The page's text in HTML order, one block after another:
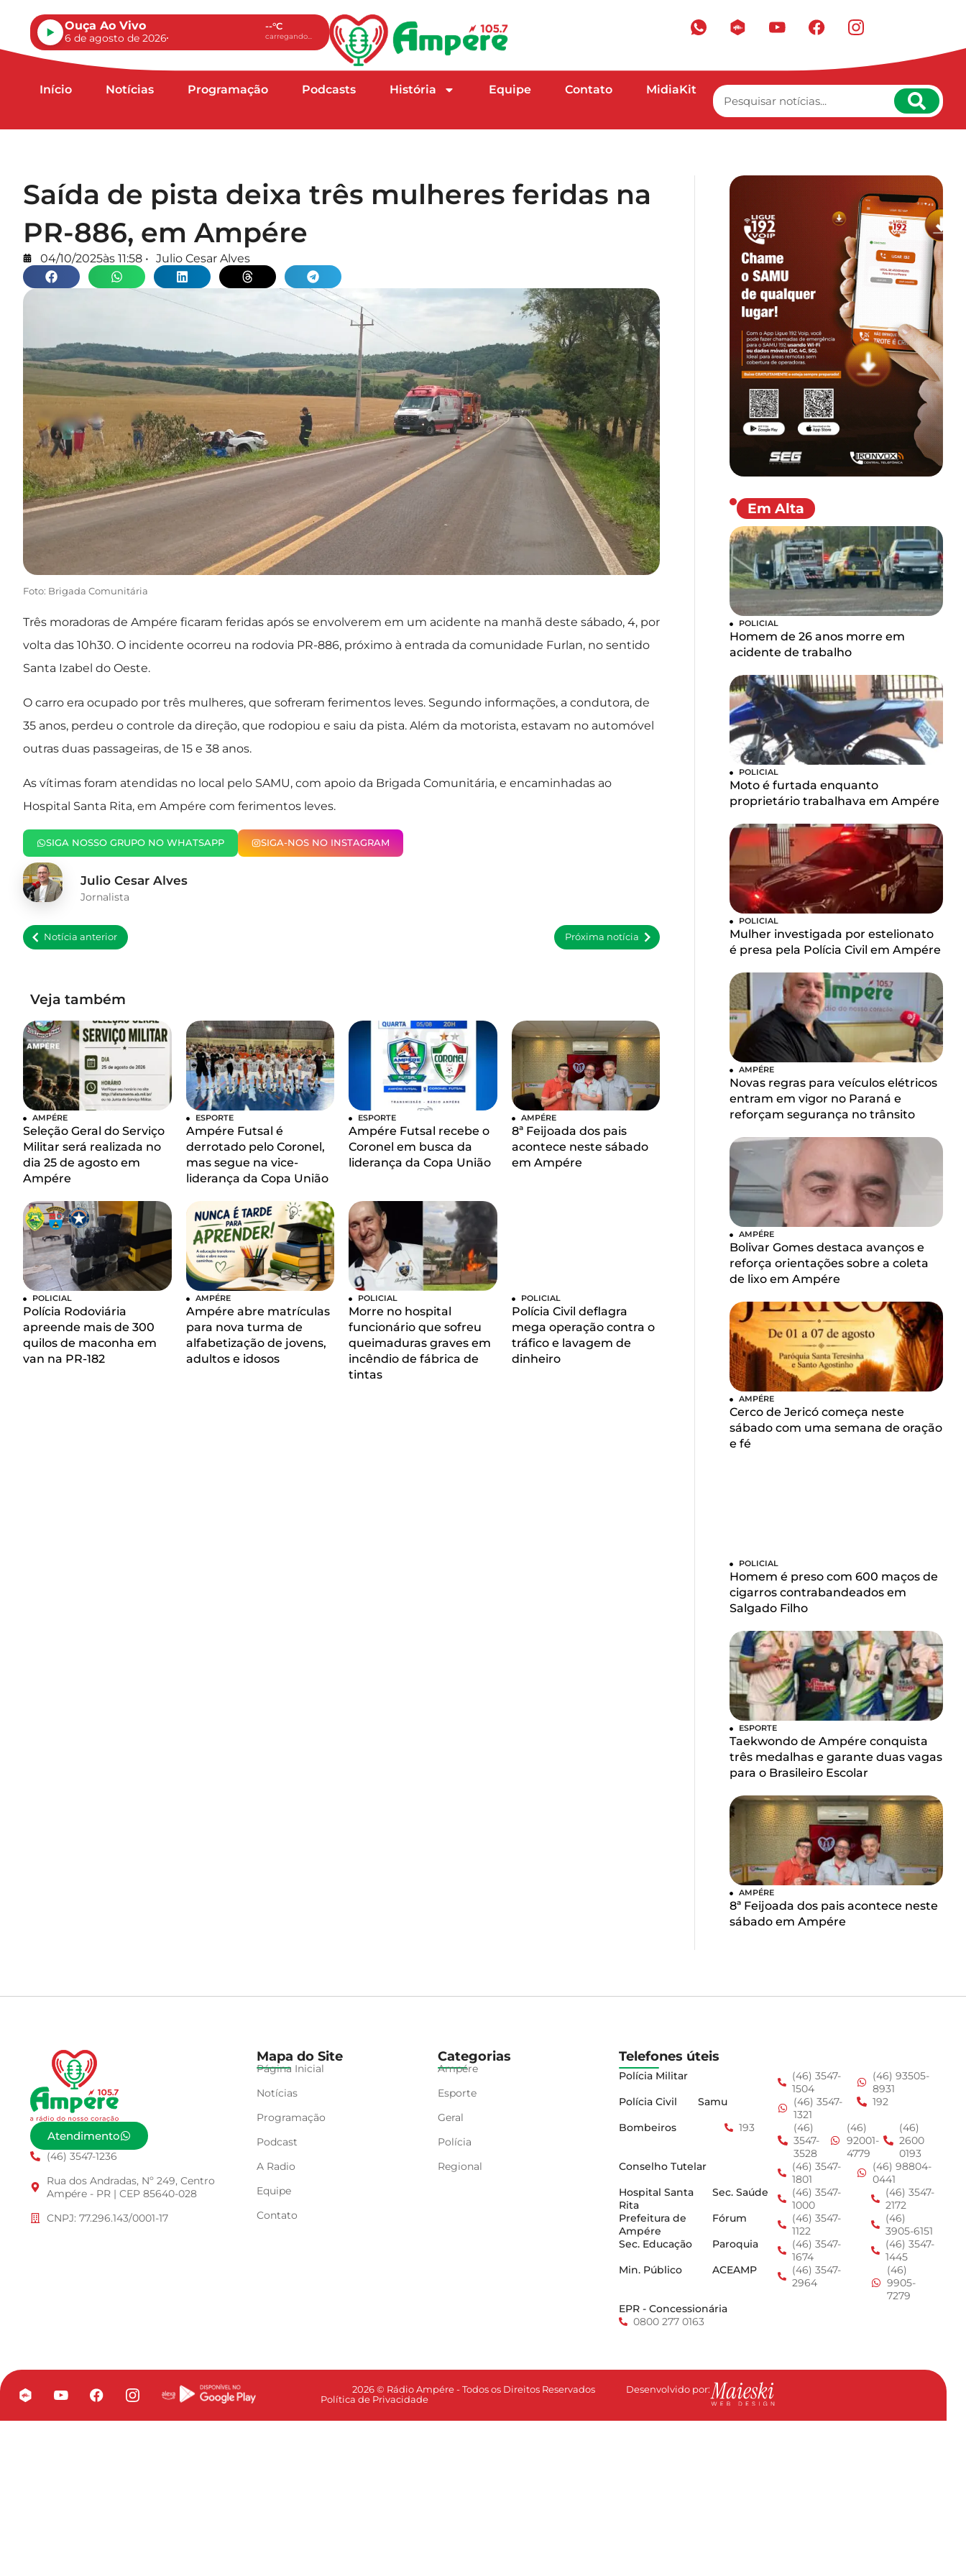
Ouça Ao Vivo
6 de agosto de 2026
--°C
carregando...
Início Notícias Programação Podcasts História Equipe Contato MidiaKit
Saída de pista deixa três mulheres feridas na
PR-886, em Ampére
04/10/2025às 11:58 • Julio Cesar Alves
Foto: Brigada Comunitária
Três moradoras de Ampére ficaram feridas após se envolverem em um acidente na manhã deste sábado, 4, por
volta das 10h30. O incidente ocorreu na rodovia PR-886, próximo à entrada da comunidade Furlan, no sentido
Santa Izabel do Oeste.
O carro era ocupado por três mulheres, que sofreram ferimentos leves. Segundo informações, a condutora, de
35 anos, perdeu o controle da direção, que rodopiou e saiu da pista. Além da motorista, estavam no automóvel
outras duas passageiras, de 15 e 38 anos.
As vítimas foram atendidas no local pelo SAMU, com apoio da Brigada Comunitária, e encaminhadas ao
Hospital Santa Rita, em Ampére com ferimentos leves.
SIGA NOSSO GRUPO NO WHATSAPP SIGA-NOS NO INSTAGRAM
Julio Cesar Alves
Jornalista
Notícia anterior Próxima notícia
Veja também
AMPÉRE
Seleção Geral do Serviço
Militar será realizada no
dia 25 de agosto em
Ampére
ESPORTE
Ampére Futsal é
derrotado pelo Coronel,
mas segue na vice-
liderança da Copa União
ESPORTE
Ampére Futsal recebe o
Coronel em busca da
liderança da Copa União
AMPÉRE
8ª Feijoada dos pais
acontece neste sábado
em Ampére
POLICIAL
Polícia Rodoviária
apreende mais de 300
quilos de maconha em
van na PR-182
AMPÉRE
Ampére abre matrículas
para nova turma de
alfabetização de jovens,
adultos e idosos
POLICIAL
Morre no hospital
funcionário que sofreu
queimaduras graves em
incêndio de fábrica de
tintas
POLICIAL
Polícia Civil deflagra
mega operação contra o
tráfico e lavagem de
dinheiro
Em Alta
POLICIAL
Homem de 26 anos morre em
acidente de trabalho
POLICIAL
Moto é furtada enquanto
proprietário trabalhava em Ampére
POLICIAL
Mulher investigada por estelionato
é presa pela Polícia Civil em Ampére
AMPÉRE
Novas regras para veículos elétricos
entram em vigor no Paraná e
reforçam segurança no trânsito
AMPÉRE
Bolivar Gomes destaca avanços e
reforça orientações sobre a coleta
de lixo em Ampére
AMPÉRE
Cerco de Jericó começa neste
sábado com uma semana de oração
e fé
POLICIAL
Homem é preso com 600 maços de
cigarros contrabandeados em
Salgado Filho
ESPORTE
Taekwondo de Ampére conquista
três medalhas e garante duas vagas
para o Brasileiro Escolar
AMPÉRE
8ª Feijoada dos pais acontece neste
sábado em Ampére
Atendimento
(46) 3547-1236
Rua dos Andradas, Nº 249, Centro
Ampére - PR | CEP 85640-028
CNPJ: 77.296.143/0001-17
Mapa do Site
Página Inicial
Notícias
Programação
Podcast
A Radio
Equipe
Contato
Categorias
Ampére
Esporte
Geral
Polícia
Regional
Telefones úteis
Polícia Militar
(46) 3547-
1504
(46) 93505-
8931
Polícia Civil
Samu
(46) 3547-
1321
192
Bombeiros
193
(46)
3547-
3528
(46)
92001-
4779
(46)
2600
0193
Conselho Tutelar
(46) 3547-
1801
(46) 98804-
0441
Hospital Santa
Rita
Sec. Saúde
(46) 3547-
1000
(46) 3547-
2172
Prefeitura de
Ampére
Fórum
(46) 3547-
1122
(46)
3905-6151
Sec. Educação
Paroquia
(46) 3547-
1674
(46) 3547-
1445
Min. Público
ACEAMP
(46) 3547-
2964
(46)
9905-
7279
EPR - Concessionária
0800 277 0163
2026 © Rádio Ampére - Todos os Direitos Reservados
Política de Privacidade
Desenvolvido por: